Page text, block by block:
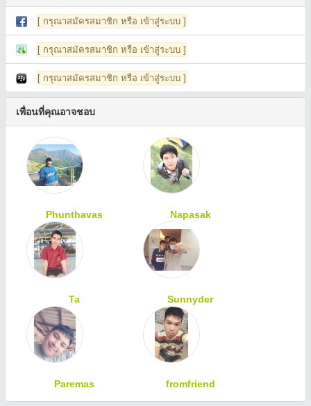
[ กรุณาสมัครสมาชิก หรือ เข้าสู่ระบบ ]
[ กรุณาสมัครสมาชิก หรือ เข้าสู่ระบบ ]
[ กรุณาสมัครสมาชิก หรือ เข้าสู่ระบบ ]
เพื่อนที่คุณอาจชอบ
Phunthavas Napasak
Ta Sunnyder
Paremas fromfriend